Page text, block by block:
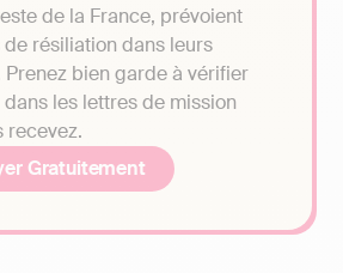
de la France, prévoient
résiliation dans leurs
Prenez bien garde à vérifier
les lettres de mission
recevez.
Gratuitement